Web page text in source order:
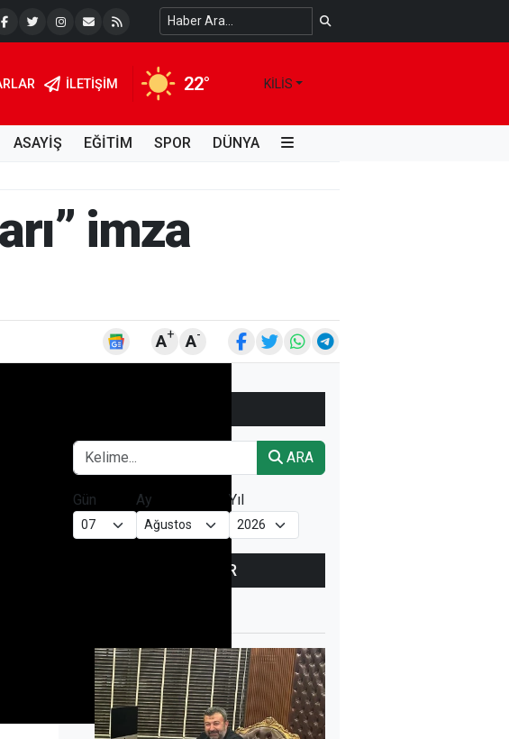
Su Kuyusu Temiz Suya Erişimde Kalıcı Bir Çözüm
İLETIŞIM 22° KILIS
ASAYİŞ EĞİTİM SPOR DÜNYA
imza
A+ A-
ARA
Gün Ay Yıl
OKUNANLAR